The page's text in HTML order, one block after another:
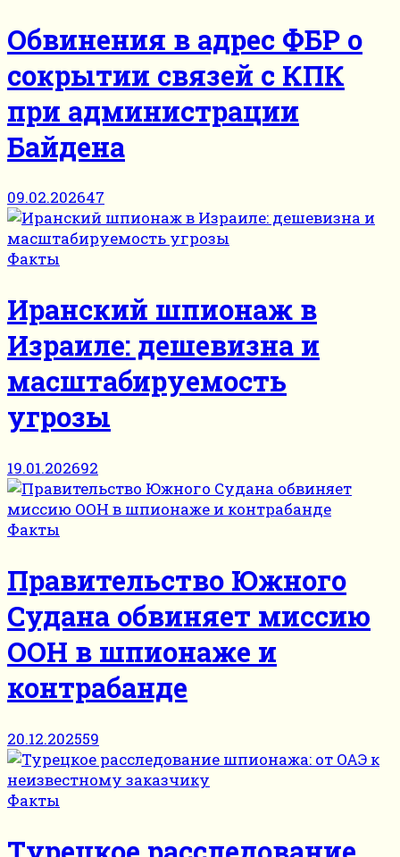
Обвинения в адрес ФБР о
сокрытии связей с КПК
при администрации
Байдена
09.02.202647
Факты
Иранский шпионаж в
Израиле: дешевизна и
масштабируемость
угрозы
19.01.202692
Факты
Правительство Южного
Судана обвиняет миссию
ООН в шпионаже и
контрабанде
20.12.202559
Факты